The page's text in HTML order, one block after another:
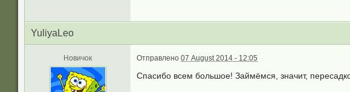
YuliyaLeo
Новичок Отправлено 07 August 2014 - 12:05
Спасибо всем большое! Займёмся, значит,